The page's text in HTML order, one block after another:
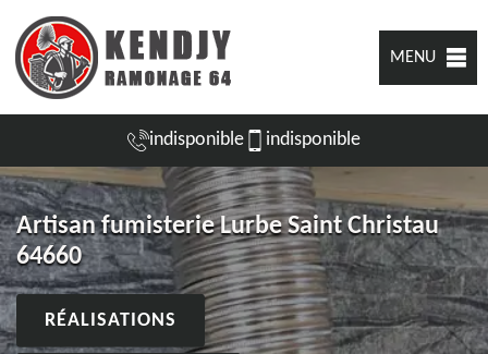
MENU
indisponible indisponible
Artisan fumisterie Lurbe Saint Christau
64660
RÉALISATIONS